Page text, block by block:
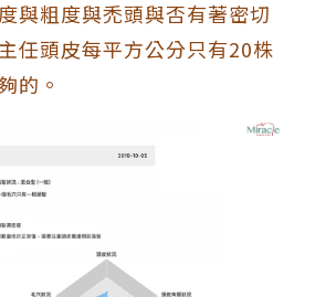
與粗度與禿頭與否有著密切
任頭皮每平方公分只有20株
的。